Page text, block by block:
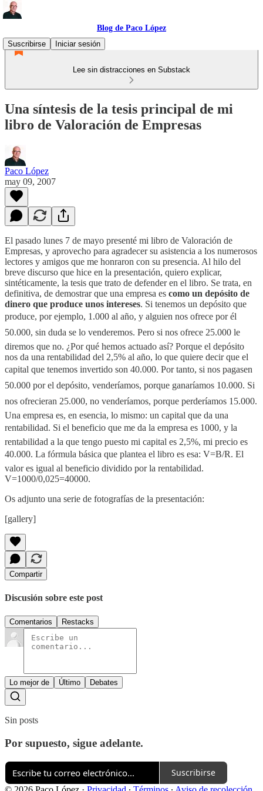
Blog de Paco López
Suscribirse
Iniciar sesión
Lee sin distracciones en Substack
Una síntesis de la tesis principal de mi
libro de Valoración de Empresas
Paco López
may 09, 2007
El pasado lunes 7 de mayo presenté mi libro de Valoración de
Empresas, y aprovecho para agradecer su asistencia a los numerosos
lectores y amigos que me honraron con su presencia. Al hilo del
breve discurso que hice en la presentación, quiero explicar,
sintéticamente, la tesis que trato de defender en el libro. Se trata, en
definitiva, de demostrar que una empresa es como un depósito de
dinero que produce unos intereses. Si tenemos un depósito que
produce, por ejemplo, 1.000 al año, y alguien nos ofrece por él
50.000, sin duda se lo venderemos. Pero si nos ofrece 25.000 le
diremos que no. ¿Por qué hemos actuado así? Porque el depósito
nos da una rentabilidad del 2,5% al año, lo que quiere decir que el
capital que tenemos invertido son 40.000. Por tanto, si nos pagasen
50.000 por el depósito, venderíamos, porque ganaríamos 10.000. Si
nos ofrecieran 25.000, no venderíamos, porque perderíamos 15.000.
Una empresa es, en esencia, lo mismo: un capital que da una
rentabilidad. Si el beneficio que me da la empresa es 1000, y la
rentabilidad a la que tengo puesto mi capital es 2,5%, mi precio es
40.000. La fórmula básica que plantea el libro es esa: V=B/R. El
valor es igual al beneficio dividido por la rentabilidad.
V=1000/0,025=40000.
Os adjunto una serie de fotografías de la presentación:
[gallery]
Compartir
Discusión sobre este post
Comentarios Restacks
Lo mejor de Último Debates
Sin posts
Por supuesto, sigue adelante.
Suscribirse